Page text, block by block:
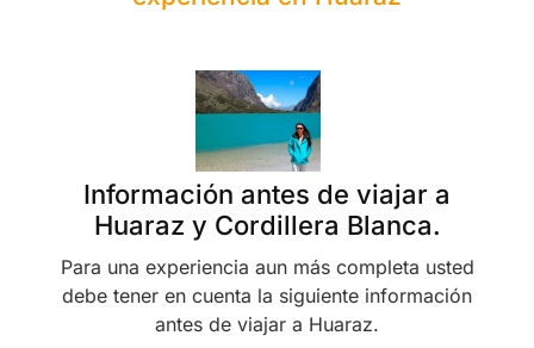
Información antes de viajar a
Huaraz y Cordillera Blanca.
Para una experiencia aun más completa usted
debe tener en cuenta la siguiente información
antes de viajar a Huaraz.